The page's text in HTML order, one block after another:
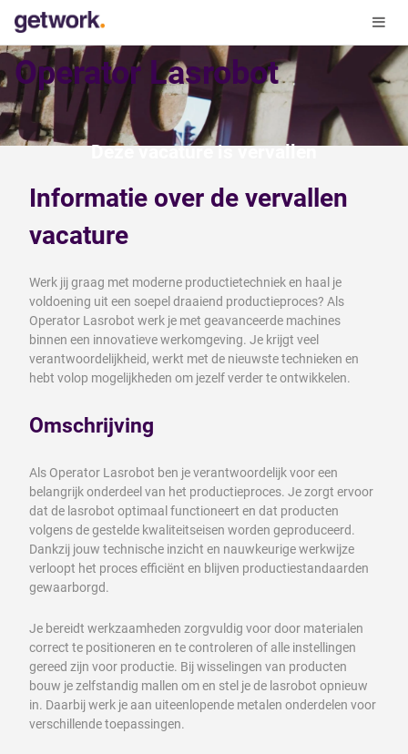
Operator Lasrobot
Deze vacature is vervallen
Informatie over de vervallen
vacature
Werk jij graag met moderne productietechniek en haal je
voldoening uit een soepel draaiend productieproces? Als
Operator Lasrobot werk je met geavanceerde machines
binnen een innovatieve werkomgeving. Je krijgt veel
verantwoordelijkheid, werkt met de nieuwste technieken en
hebt volop mogelijkheden om jezelf verder te ontwikkelen.
Omschrijving
Als Operator Lasrobot ben je verantwoordelijk voor een
belangrijk onderdeel van het productieproces. Je zorgt ervoor
dat de lasrobot optimaal functioneert en dat producten
volgens de gestelde kwaliteitseisen worden geproduceerd.
Dankzij jouw technische inzicht en nauwkeurige werkwijze
verloopt het proces efficiënt en blijven productiestandaarden
gewaarborgd.
Je bereidt werkzaamheden zorgvuldig voor door materialen
correct te positioneren en te controleren of alle instellingen
gereed zijn voor productie. Bij wisselingen van producten
bouw je zelfstandig mallen om en stel je de lasrobot opnieuw
in. Daarbij werk je aan uiteenlopende metalen onderdelen voor
verschillende toepassingen.